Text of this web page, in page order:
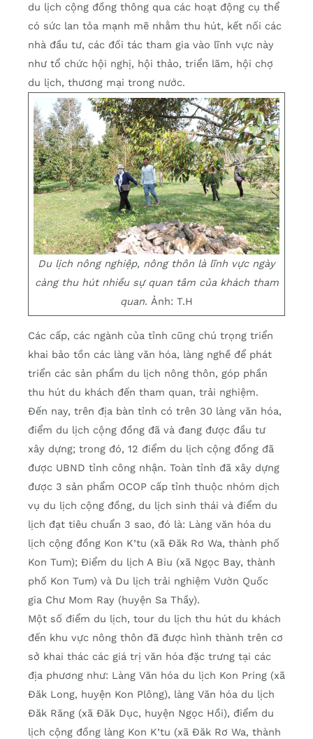
du lịch cộng đồng thông qua các hoạt động cụ thể
có sức lan tỏa mạnh mẽ nhằm thu hút, kết nối các
nhà đầu tư, các đối tác tham gia vào lĩnh vực này
như tổ chức hội nghị, hội thảo, triển lãm, hội chợ
du lịch, thương mại trong nước.
Du lịch nông nghiệp, nông thôn là lĩnh vực ngày
càng thu hút nhiều sự quan tâm của khách tham
quan. Ảnh: T.H
Các cấp, các ngành của tỉnh cũng chú trọng triển
khai bảo tồn các làng văn hóa, làng nghề để phát
triển các sản phẩm du lịch nông thôn, góp phần
thu hút du khách đến tham quan, trải nghiệm.
Đến nay, trên địa bàn tỉnh có trên 30 làng văn hóa,
điểm du lịch cộng đồng đã và đang được đầu tư
xây dựng; trong đó, 12 điểm du lịch cộng đồng đã
được UBND tỉnh công nhận. Toàn tỉnh đã xây dựng
được 3 sản phẩm OCOP cấp tỉnh thuộc nhóm dịch
vụ du lịch cộng đồng, du lịch sinh thái và điểm du
lịch đạt tiêu chuẩn 3 sao, đó là: Làng văn hóa du
lịch cộng đồng Kon K’tu (xã Đăk Rơ Wa, thành phố
Kon Tum); Điểm du lịch A Biu (xã Ngọc Bay, thành
phố Kon Tum) và Du lịch trải nghiệm Vườn Quốc
gia Chư Mom Ray (huyện Sa Thầy).
Một số điểm du lịch, tour du lịch thu hút du khách
đến khu vực nông thôn đã được hình thành trên cơ
sở khai thác các giá trị văn hóa đặc trưng tại các
địa phương như: Làng Văn hóa du lịch Kon Pring (xã
Đăk Long, huyện Kon Plông), làng Văn hóa du lịch
Đăk Răng (xã Đăk Dục, huyện Ngọc Hồi), điểm du
lịch cộng đồng làng Kon K’tu (xã Đăk Rơ Wa, thành